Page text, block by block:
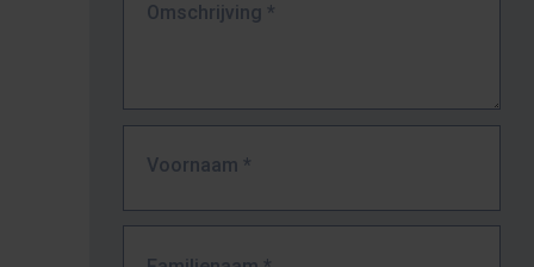
Omschrijving *
Voornaam *